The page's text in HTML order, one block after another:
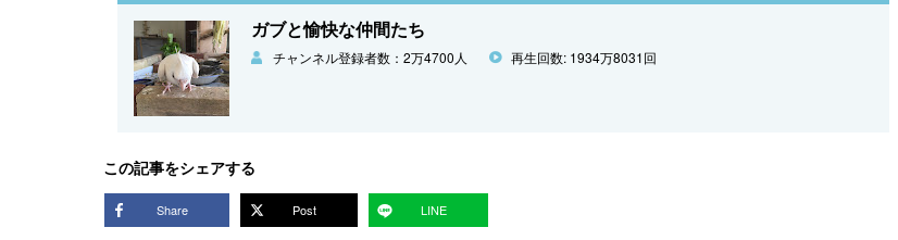
ガブと愉快な仲間たち
チャンネル登録者数：2万4700人 再生回数: 1934万8031回
この記事をシェアする
Share Post LINE